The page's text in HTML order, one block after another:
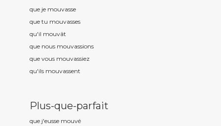
que je mouvasse
que tu mouvasses
qu'il mouvât
que nous mouvassions
que vous mouvassiez
qu'ils mouvassent
Plus-que-parfait
que j'eusse mouvé